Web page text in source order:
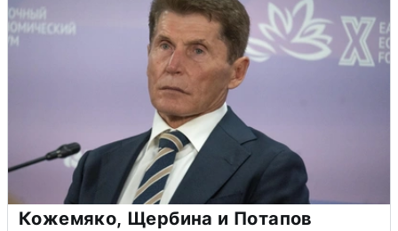
Кожемяко, Щербина и Потапов